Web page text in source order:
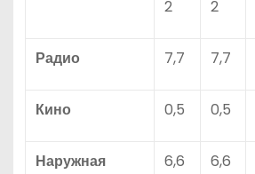
2
2
Радио 7,7 7,7
Кино 0,5 0,5
Наружная
6,6 6,6